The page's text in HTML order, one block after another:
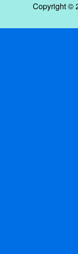
Copyright ©